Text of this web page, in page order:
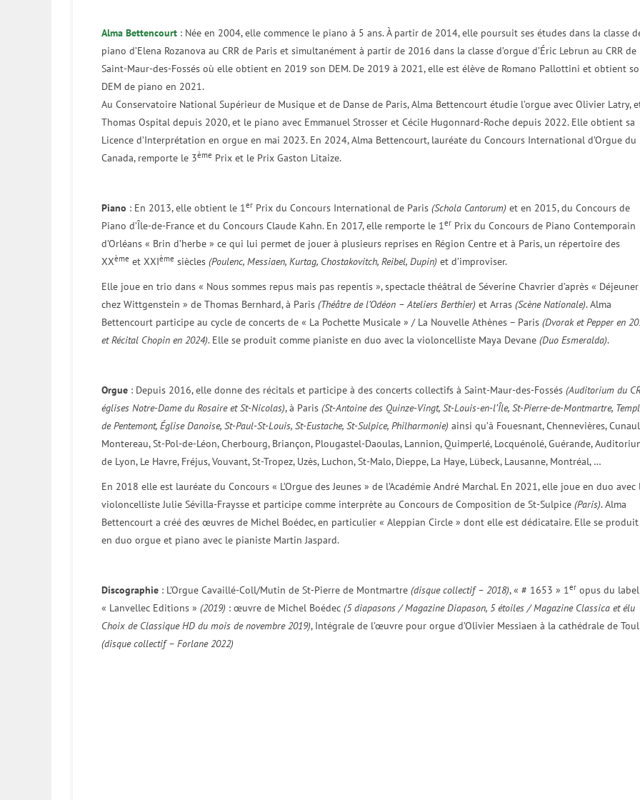
Alma Bettencourt : Née en 2004, elle commence le piano à 5 ans. À partir de 2014, elle poursuit ses études dans la classe
piano d’Elena Rozanova au CRR de Paris et simultanément à partir de 2016 dans la classe d’orgue d’Éric Lebrun au CRR de
Saint-Maur-des-Fossés où elle obtient en 2019 son DEM. De 2019 à 2021, elle est élève de Romano Pallottini et obtient
DEM de piano en 2021.
Au Conservatoire National Supérieur de Musique et de Danse de Paris, Alma Bettencourt étudie l’orgue avec Olivier Latry,
Thomas Ospital depuis 2020, et le piano avec Emmanuel Strosser et Cécile Hugonnard-Roche depuis 2022. Elle obtient sa
Licence d’Interprétation en orgue en mai 2023. En 2024, Alma Bettencourt, lauréate du Concours International d’Orgue du
Canada, remporte le 3ème Prix et le Prix Gaston Litaize.
Piano : En 2013, elle obtient le 1er Prix du Concours International de Paris (Schola Cantorum) et en 2015, du Concours de
Piano d’Île-de-France et du Concours Claude Kahn. En 2017, elle remporte le 1er Prix du Concours de Piano Contemporain
d’Orléans « Brin d’herbe » ce qui lui permet de jouer à plusieurs reprises en Région Centre et à Paris, un répertoire des
XXème et XXIème siècles (Poulenc, Messiaen, Kurtag, Chostakovitch, Reibel, Dupin) et d’improviser.
Elle joue en trio dans « Nous sommes repus mais pas repentis », spectacle théâtral de Séverine Chavrier d’après « Déjeuner
chez Wittgenstein » de Thomas Bernhard, à Paris (Théâtre de l’Odéon – Ateliers Berthier) et Arras (Scène Nationale). Alma
Bettencourt participe au cycle de concerts de « La Pochette Musicale » / La Nouvelle Athènes – Paris (Dvorak et Pepper en
et Récital Chopin en 2024). Elle se produit comme pianiste en duo avec la violoncelliste Maya Devane (Duo Esmeralda).
Orgue : Depuis 2016, elle donne des récitals et participe à des concerts collectifs à Saint-Maur-des-Fossés (Auditorium du
églises Notre-Dame du Rosaire et St-Nicolas), à Paris (St-Antoine des Quinze-Vingt, St-Louis-en-l’Île, St-Pierre-de-Montmartre,
de Pentemont, Église Danoise, St-Paul-St-Louis, St-Eustache, St-Sulpice, Philharmonie) ainsi qu’à Fouesnant, Chennevières,
Montereau, St-Pol-de-Léon, Cherbourg, Briançon, Plougastel-Daoulas, Lannion, Quimperlé, Locquénolé, Guérande,
de Lyon, Le Havre, Fréjus, Vouvant, St-Tropez, Uzès, Luchon, St-Malo, Dieppe, La Haye, Lübeck, Lausanne, Montréal, …
En 2018 elle est lauréate du Concours « L’Orgue des Jeunes » de l’Académie André Marchal. En 2021, elle joue en duo avec
violoncelliste Julie Sévilla-Fraysse et participe comme interprète au Concours de Composition de St-Sulpice (Paris). Alma
Bettencourt a créé des œuvres de Michel Boédec, en particulier « Aleppian Circle » dont elle est dédicataire. Elle se produit
en duo orgue et piano avec le pianiste Martin Jaspard.
Discographie : L’Orgue Cavaillé-Coll/Mutin de St-Pierre de Montmartre (disque collectif – 2018), « # 1653 » 1er opus du label
« Lanvellec Editions » (2019) : œuvre de Michel Boédec (5 diapasons / Magazine Diapason, 5 étoiles / Magazine Classica et élu
Choix de Classique HD du mois de novembre 2019), Intégrale de l’œuvre pour orgue d’Olivier Messiaen à la cathédrale de Toul
(disque collectif – Forlane 2022)